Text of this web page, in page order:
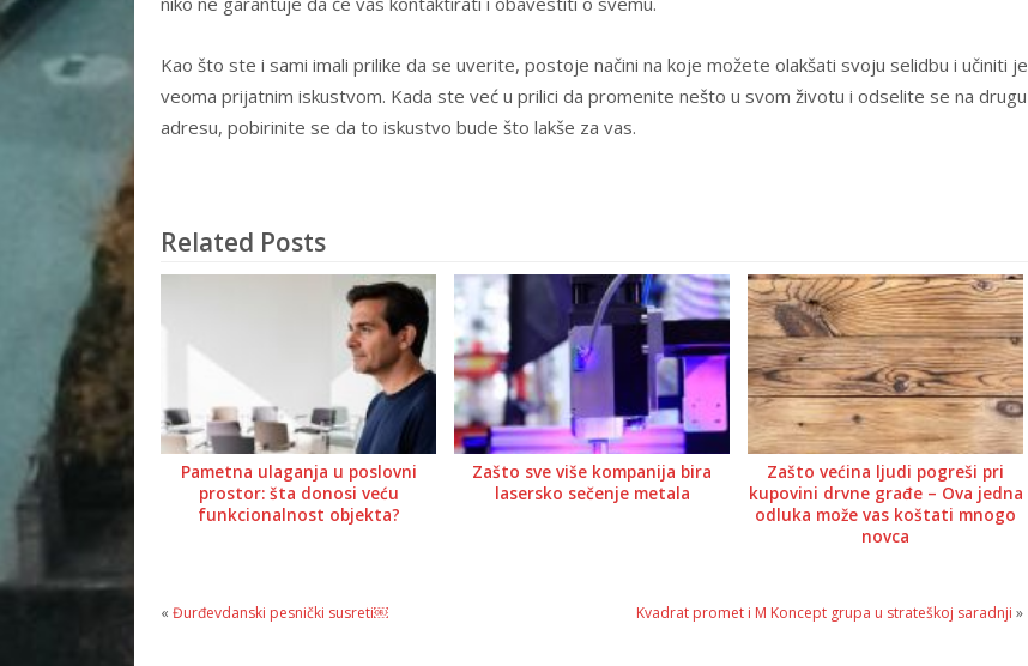
Kao što ste i sami imali prilike da se uverite, postoje načini na koje možete olakšati svoju selidbu i učiniti je
veoma prijatnim iskustvom. Kada ste već u prilici da promenite nešto u svom životu i odselite se na drugu
adresu, pobirinite se da to iskustvo bude što lakše za vas.
Related Posts
Pametna ulaganja u poslovni
prostor: šta donosi veću
funkcionalnost objekta?
Zašto sve više kompanija bira
lasersko sečenje metala
Zašto većina ljudi pogreši pri
kupovini drvne građe – Ova jedna
odluka može vas koštati mnogo
novca
«Đurđevdanski pesnički susreti￼ Kvadrat promet i M Koncept grupa u strateškoj saradnji »